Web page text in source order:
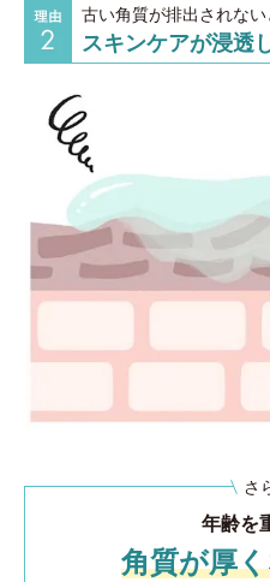
古い角質が排出されな
スキンケアが浸透
さ
年齢を
角質が厚